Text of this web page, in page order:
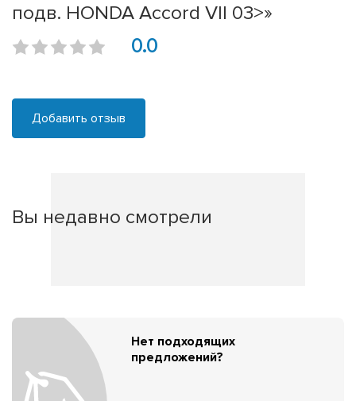
подв. HONDA Accord VII 03>»
0.0
Добавить отзыв
Вы недавно смотрели
Нет подходящих
предложений?